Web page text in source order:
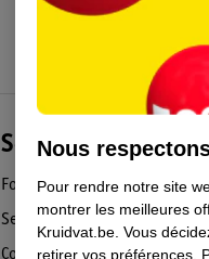
Service Clientèle
Foire aux questions
Service Clientèle
Commande & Livraison
Nous
Pour rendre notre site
montrer les meilleures
Kruidvat.be. Vous
retirer vos préférences.